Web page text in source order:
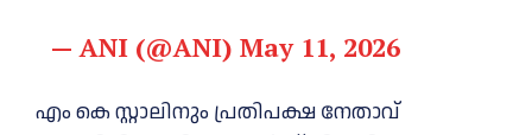
— ANI (@ANI) May 11, 2026
എം കെ സ്റ്റാലിനും പ്രതിപക്ഷ നേതാവ്